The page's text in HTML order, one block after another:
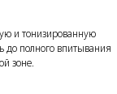
и тонизированную
до полного впитывания
зоне.